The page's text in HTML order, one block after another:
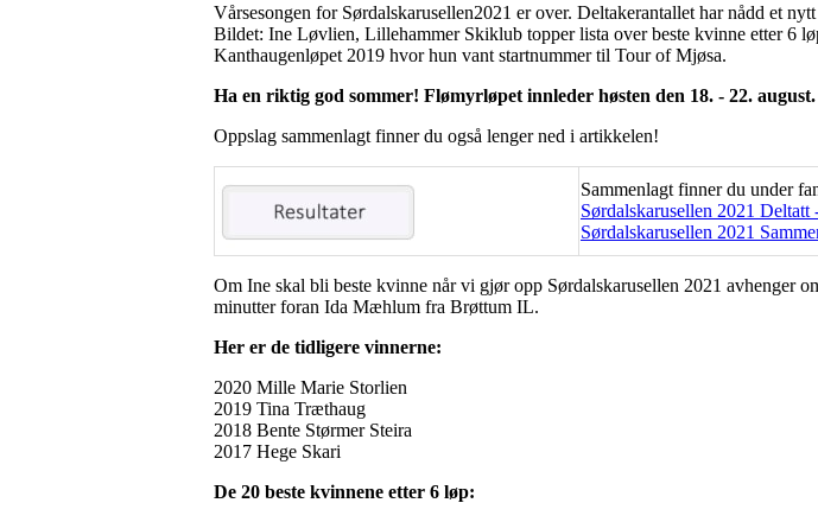
Vårsesongen for Sørdalskarusellen2021 er over. Deltakerantallet har nådd et
Bildet: Ine Løvlien, Lillehammer Skiklub topper lista over beste kvinne etter 6
Kanthaugenløpet 2019 hvor hun vant startnummer til Tour of Mjøsa.
Ha en riktig god sommer! Flømyrløpet innleder høsten den 18. - 22. august.
Oppslag sammenlagt finner du også lenger ned i artikkelen!
Sammenlagt finner du under
Sørdalskarusellen 2021 Deltatt
Sørdalskarusellen 2021
Om Ine skal bli beste kvinne når vi gjør opp Sørdalskarusellen 2021 avhenger
minutter foran Ida Mæhlum fra Brøttum IL.
Her er de tidligere vinnerne:
2020 Mille Marie Storlien
2019 Tina Træthaug
2018 Bente Størmer Steira
2017 Hege Skari
De 20 beste kvinnene etter 6 løp: